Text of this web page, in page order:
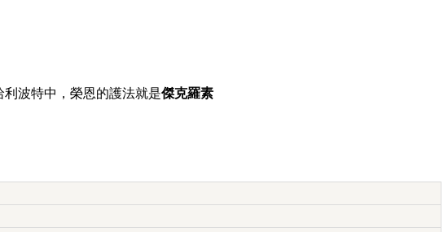
利波特中，榮恩的護法就是傑克羅素